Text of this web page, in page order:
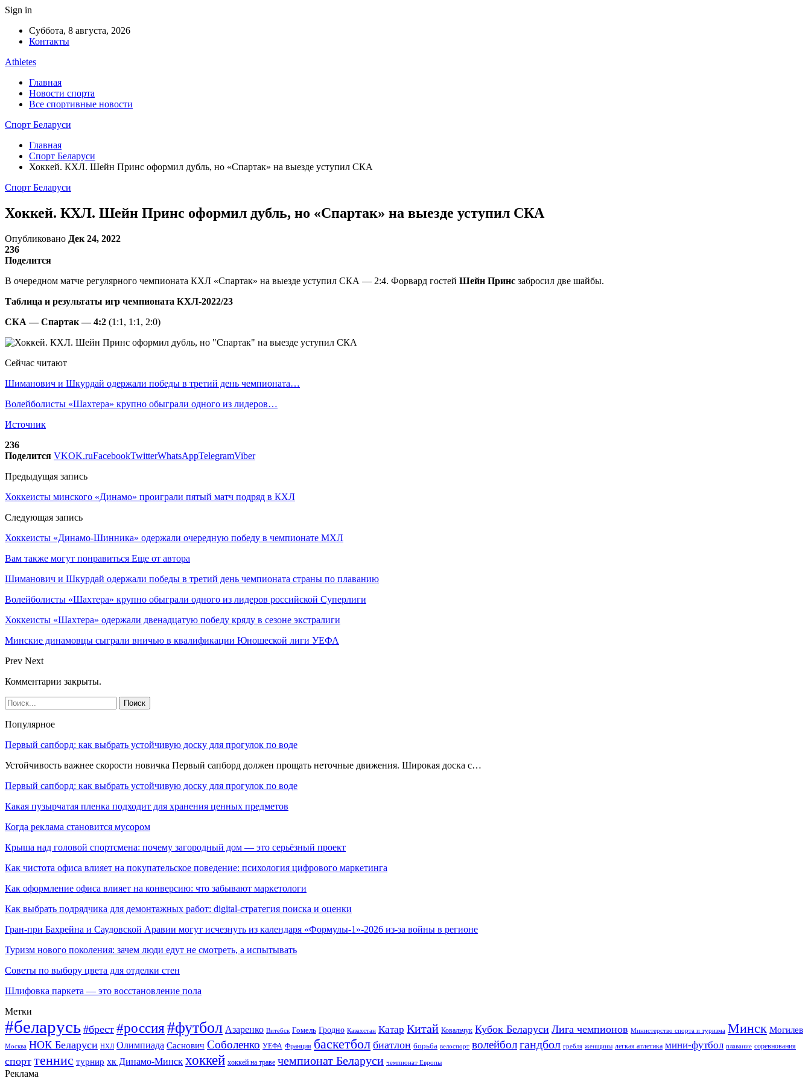
Sign in
Суббота, 8 августа, 2026
Контакты
Athletes
Главная
Новости спорта
Все спортивные новости
Спорт Беларуси
Главная
Спорт Беларуси
Хоккей. КХЛ. Шейн Принс оформил дубль, но «Спартак» на выезде уступил СКА
Спорт Беларуси
Хоккей. КХЛ. Шейн Принс оформил дубль, но «Спартак» на выезде уступил СКА
Опубликовано Дек 24, 2022
236
Поделится
В очередном матче регулярного чемпионата КХЛ «Спартак» на выезде уступил СКА — 2:4. Форвард гостей Шейн Принс забросил две шайбы.
Таблица и результаты игр чемпионата КХЛ-2022/23
СКА — Спартак — 4:2 (1:1, 1:1, 2:0)
Сейчас читают
Шиманович и Шкурдай одержали победы в третий день чемпионата…
Волейболисты «Шахтера» крупно обыграли одного из лидеров…
Источник
236
Поделится VKOK.ruFacebookTwitterWhatsAppTelegramViber
Предыдущая запись
Хоккеисты минского «Динамо» проиграли пятый матч подряд в КХЛ
Следующая запись
Хоккеисты «Динамо-Шинника» одержали очередную победу в чемпионате МХЛ
Вам также могут понравиться Еще от автора
Шиманович и Шкурдай одержали победы в третий день чемпионата страны по плаванию
Волейболисты «Шахтера» крупно обыграли одного из лидеров российской Суперлиги
Хоккеисты «Шахтера» одержали двенадцатую победу кряду в сезоне экстралиги
Минские динамовцы сыграли вничью в квалификации Юношеской лиги УЕФА
Prev Next
Комментарии закрыты.
Популярное
Первый сапборд: как выбрать устойчивую доску для прогулок по воде
Устойчивость важнее скорости новичка Первый сапборд должен прощать неточные движения. Широкая доска с…
Первый сапборд: как выбрать устойчивую доску для прогулок по воде
Какая пузырчатая пленка подходит для хранения ценных предметов
Когда реклама становится мусором
Крыша над головой спортсмена: почему загородный дом — это серьёзный проект
Как чистота офиса влияет на покупательское поведение: психология цифрового маркетинга
Как оформление офиса влияет на конверсию: что забывают маркетологи
Как выбрать подрядчика для демонтажных работ: digital-стратегия поиска и оценки
Гран-при Бахрейна и Саудовской Аравии могут исчезнуть из календаря «Формулы-1»-2026 из-за войны в регионе
Туризм нового поколения: зачем люди едут не смотреть, а испытывать
Советы по выбору цвета для отделки стен
Шлифовка паркета — это восстановление пола
Метки
#беларусь #брест #россия#футбол Азаренко Витебск Гомель Гродно Казахстан Катар Китай Ковальчук Кубок Беларуси Лига чемпионов Министерство спорта и туризма Минск Могилев
Москва НОК Беларуси НХЛ Олимпиада Саснович Соболенко УЕФА Франция баскетбол биатлон борьба велоспорт волейболгандбол гребля женщины легкая атлетика мини-футбол плавание соревнования
спорт теннис турнир хк Динамо-Минск хоккей хоккей на траве чемпионат Беларуси чемпионат Европы
Реклама